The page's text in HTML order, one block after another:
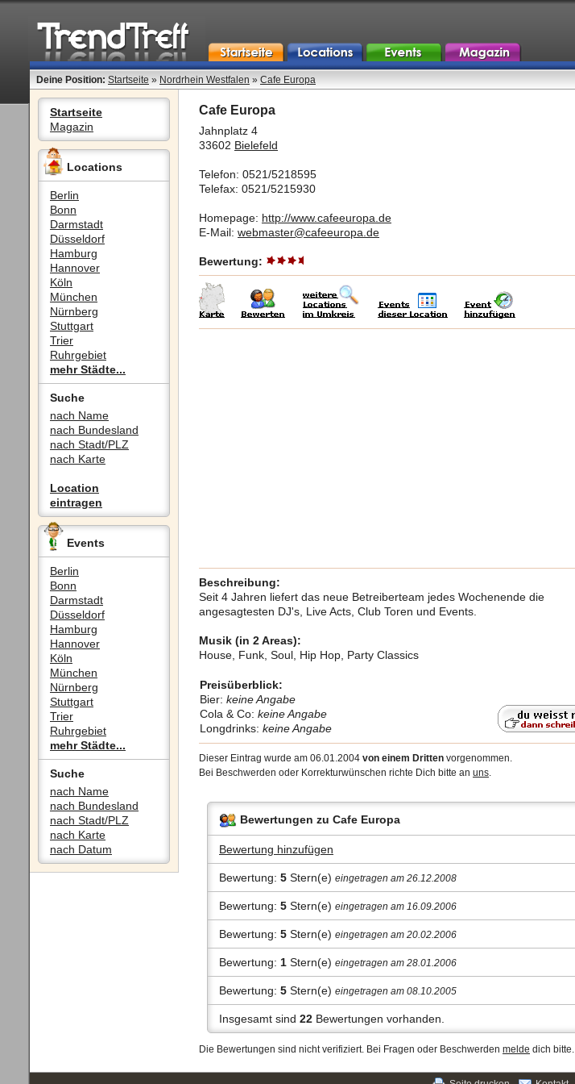
Deine Position: Startseite » Nordrhein Westfalen » Cafe Europa
Startseite
Magazin
Locations
Berlin
Bonn
Darmstadt
Düsseldorf
Hamburg
Hannover
Köln
München
Nürnberg
Stuttgart
Trier
Ruhrgebiet
mehr Städte...
Suche
nach Name
nach Bundesland
nach Stadt/PLZ
nach Karte
Location
eintragen
Events
Berlin
Bonn
Darmstadt
Düsseldorf
Hamburg
Hannover
Köln
München
Nürnberg
Stuttgart
Trier
Ruhrgebiet
mehr Städte...
Suche
nach Name
nach Bundesland
nach Stadt/PLZ
nach Karte
nach Datum
Cafe Europa
Jahnplatz 4
33602 Bielefeld
Telefon: 0521/5218595
Telefax: 0521/5215930
Homepage: http://www.cafeeuropa.de
E-Mail: webmaster@cafeeuropa.de
Bewertung:
Beschreibung:
Seit 4 Jahren liefert das neue Betreiberteam jedes Wochenende die
angesagtesten DJ's, Live Acts, Club Toren und Events.
Musik (in 2 Areas):
House, Funk, Soul, Hip Hop, Party Classics
Preisüberblick:
Bier: keine Angabe
Cola & Co: keine Angabe
Longdrinks: keine Angabe
Dieser Eintrag wurde am 06.01.2004 von einem Dritten vorgenommen.
Bei Beschwerden oder Korrekturwünschen richte Dich bitte an uns.
Bewertungen zu Cafe Europa
Bewertung hinzufügen
Bewertung: 5 Stern(e) eingetragen am 26.12.2008
Bewertung: 5 Stern(e) eingetragen am 16.09.2006
Bewertung: 5 Stern(e) eingetragen am 20.02.2006
Bewertung: 1 Stern(e) eingetragen am 28.01.2006
Bewertung: 5 Stern(e) eingetragen am 08.10.2005
Insgesamt sind 22 Bewertungen vorhanden.
Die Bewertungen sind nicht verifiziert. Bei Fragen oder Beschwerden melde dich bitte.